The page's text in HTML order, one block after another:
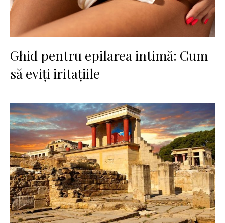
Ghid pentru epilarea intimă: Cum
să eviți iritațiile